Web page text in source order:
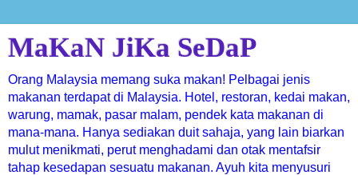
MaKaN JiKa SeDaP
Orang Malaysia memang suka makan! Pelbagai jenis
makanan terdapat di Malaysia. Hotel, restoran, kedai makan,
warung, mamak, pasar malam, pendek kata makanan di
mana-mana. Hanya sediakan duit sahaja, yang lain biarkan
mulut menikmati, perut menghadami dan otak mentafsir
tahap kesedapan sesuatu makanan. Ayuh kita menyusuri